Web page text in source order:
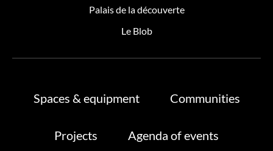
Palais de la découverte
Le Blob
Spaces & equipment Communities
Projects Agenda of events